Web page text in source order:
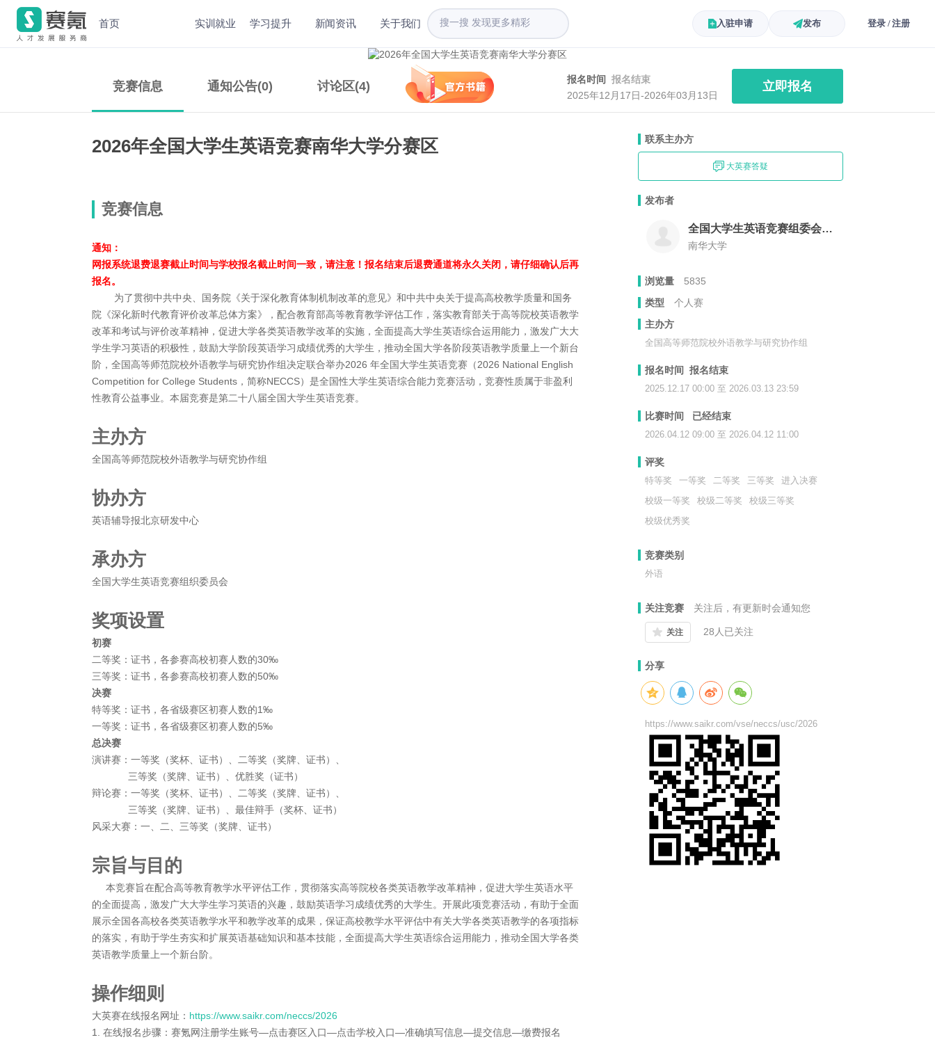
首页 实训就业 学习提升 新闻资讯 关于我们 入驻申请 发布 登录 / 注册
竞赛信息 通知公告(0) 讨论区(4) 报名时间 报名结束
2025年12月17日-2026年03月13日
立即报名
2026年全国大学生英语竞赛南华大学分赛区
竞赛信息
通知：
网报系统​退费退赛截止时间与学校报名截止时间一致，请注意！报名结束后退费通道将永久关闭，请仔细确认后再
报名。
为了贯彻中共中央、国务院《关于深化教育体制机制改革的意见》和中共中央关于提高高校教学质量和国务
院《深化新时代教育评价改革总体方案》，配合教育部高等教育教学评估工作，落实教育部关于高等院校英语教学
改革和考试与评价改革精神，促进大学各类英语教学改革的实施，全面提高大学生英语综合运用能力，激发广大大
学生学习英语的积极性，鼓励大学阶段英语学习成绩优秀的大学生，推动全国大学各阶段英语教学质量上一个新台
阶，全国高等师范院校外语教学与研究协作组决定联合举办2026 年全国大学生英语竞赛（2026 National English
Competition for College Students，简称NECCS）是全国性大学生英语综合能力竞赛活动，竞赛性质属于非盈利
性教育公益事业。本届竞赛是第二十八届全国大学生英语竞赛。
主办方
全国高等师范院校外语教学与研究协作组
协办方
英语辅导报北京研发中心
承办方
全国大学生英语竞赛组织委员会
奖项设置
初赛
二等奖：证书，各参赛高校初赛人数的30‰
三等奖：证书，各参赛高校初赛人数的50‰
决赛
特等奖：证书，各省级赛区初赛人数的1‰
一等奖：证书，各省级赛区初赛人数的5‰
总决赛
演讲赛：一等奖（奖杯、证书）、二等奖（奖牌、证书）、
三等奖（奖牌、证书）、优胜奖（证书）
辩论赛：一等奖（奖杯、证书）、二等奖（奖牌、证书）、
三等奖（奖牌、证书）、最佳辩手（奖杯、证书）
风采大赛：一、二、三等奖（奖牌、证书）
宗旨与目的
本竞赛旨在配合高等教育教学水平评估工作，贯彻落实高等院校各类英语教学改革精神，促进大学生英语水平
的全面提高，激发广大大学生学习英语的兴趣，鼓励英语学习成绩优秀的大学生。开展此项竞赛活动，有助于全面
展示全国各高校各类英语教学水平和教学改革的成果，保证高校教学水平评估中有关大学各类英语教学的各项指标
的落实，有助于学生夯实和扩展英语基础知识和基本技能，全面提高大学生英语综合运用能力，推动全国大学各类
英语教学质量上一个新台阶。
操作细则
大英赛在线报名网址： https://www.saikr.com/neccs/2026
1. 在线报名步骤：赛氪网注册学生账号—点击赛区入口—点击学校入口—准确填写信息—提交信息—缴费报名
联系主办方
大英赛答疑
发布者
全国大学生英语竞赛组委会南华大学组委会
南华大学
浏览量
5835
类型
个人赛
主办方
全国高等师范院校外语教学与研究协作组
报名时间 报名结束
2025.12.17 00:00 至 2026.03.13 23:59
比赛时间 已经结束
2026.04.12 09:00 至 2026.04.12 11:00
评奖
特等奖 一等奖 二等奖 三等奖
进入决赛
校级一等奖
校级二等奖
校级三等奖
校级优秀奖
竞赛类别
外语
关注竞赛 关注后，有更新时会通知您
关注 28人已关注
分享
https://www.saikr.com/vse/neccs/usc/2026